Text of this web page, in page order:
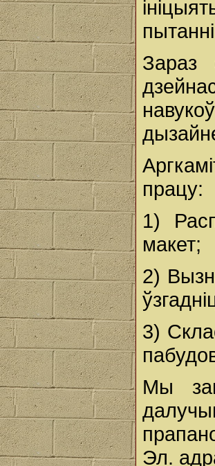
Зараз
працу:
1)
макет;
2)
3)
Мы
Эл.